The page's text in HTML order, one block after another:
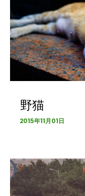
野猫
2015年11月01日